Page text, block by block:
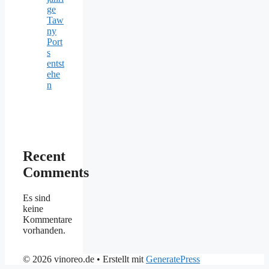
ge
Taw
ny
Port
s
entst
ehe
n
Recent
Comments
Es sind
keine
Kommentare
vorhanden.
© 2026 vinoreo.de • Erstellt mit GeneratePress